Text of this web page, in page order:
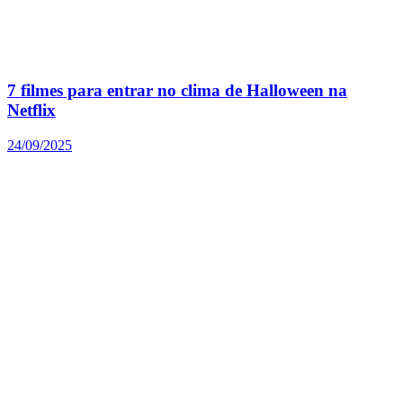
7 filmes para entrar no clima de Halloween na
Netflix
24/09/2025